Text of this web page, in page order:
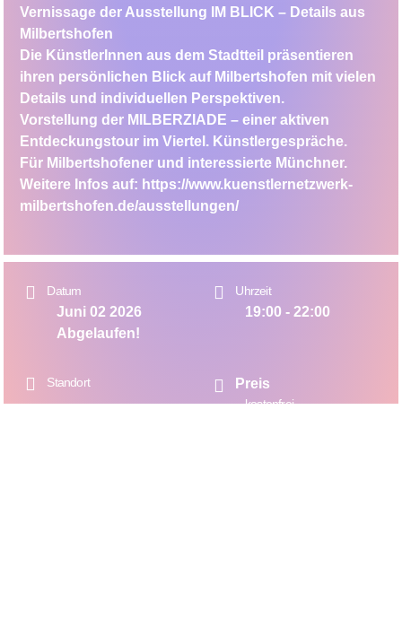
Vernissage der Ausstellung IM BLICK – Details aus
Milbertshofen
Die KünstlerInnen aus dem Stadtteil präsentieren
ihren persönlichen Blick auf Milbertshofen mit vielen
Details und individuellen Perspektiven.
Vorstellung der MILBERZIADE – einer aktiven
Entdeckungstour im Viertel. Künstlergespräche.
Für Milbertshofener und interessierte Münchner.
Weitere Infos auf: https://www.kuenstlernetzwerk-
milbertshofen.de/ausstellungen/
Datum
Juni 02 2026
Abgelaufen!
Uhrzeit
19:00 - 22:00
Standort Preis
kostenfrei